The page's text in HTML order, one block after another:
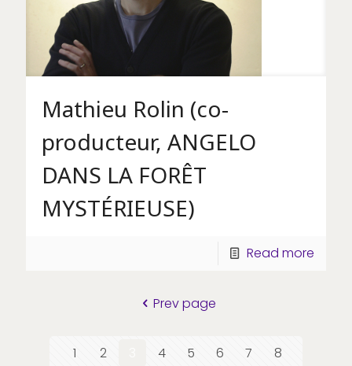
Mathieu Rolin (co-
producteur, ANGELO
DANS LA FORÊT
MYSTÉRIEUSE)
Read more
Prev page
1 2 4 5 6 7
8